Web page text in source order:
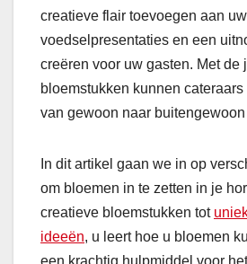
creatieve flair toevoegen aan uw
voedselpresentaties en een
creëren voor uw gasten. Met de
bloemstukken kunnen
van gewoon naar
In dit artikel gaan we in op
om bloemen in te zetten in je
creatieve bloemstukken tot
ideeën, u leert hoe u bloemen
een krachtig hulpmiddel voor